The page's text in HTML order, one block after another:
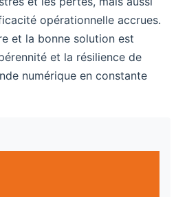
opérationnelle accrues.
et la bonne solution est
et la résilience de
numérique en constante